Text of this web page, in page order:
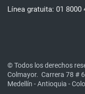
Línea gratuita: 01 8000
© Todos los derechos
Colmayor. Carrera 78 #
Medellín - Antioquia -